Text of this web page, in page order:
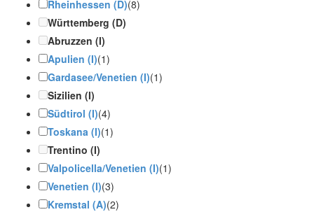
Rheinhessen (D)(8)
Württemberg (D)
Abruzzen (I)
Apulien (I)(1)
Gardasee/Venetien (I)(1)
Sizilien (I)
Südtirol (I)(4)
Toskana (I)(1)
Trentino (I)
Valpolicella/Venetien (I)(1)
Venetien (I)(3)
Kremstal (A)(2)